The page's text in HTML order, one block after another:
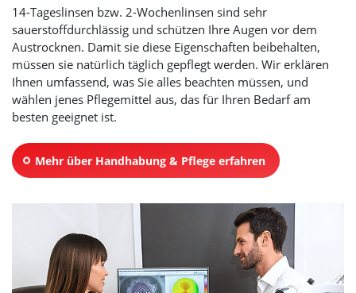
14-Tageslinsen bzw. 2-Wochenlinsen sind sehr
sauerstoffdurchlässig und schützen Ihre Augen vor dem
Austrocknen. Damit sie diese Eigenschaften beibehalten,
müssen sie natürlich täglich gepflegt werden. Wir erklären
Ihnen umfassend, was Sie alles beachten müssen, und
wählen jenes Pflegemittel aus, das für Ihren Bedarf am
besten geeignet ist.
Mehr über Handhabung & Pflege erfahren